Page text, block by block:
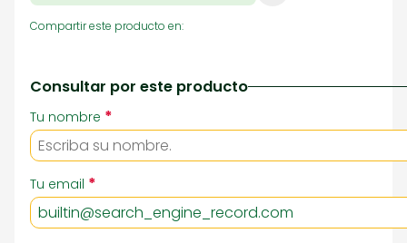
Compartir este producto en:
Consultar por este producto
Tu nombre *
Tu email *